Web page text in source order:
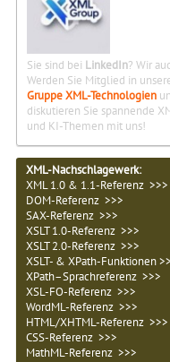
Sie sind bei LinkedIn? Wir
Werden Sie Mitglied in
Gruppe XML-Technologien
diskutieren Sie spannende
und KI-Themen mit uns!
XML-Nachschlagewerk:
XML 1.0 & 1.1-Referenz >>>
DOM-Referenz >>>
SAX-Referenz >>>
XSLT 1.0-Referenz >>>
XSLT 2.0-Referenz >>>
XSLT- & XPath-Funktionen
XPath–Sprachreferenz >>>
XSL-FO-Referenz >>>
WordML-Referenz >>>
HTML/XHTML-Referenz >>>
CSS-Referenz >>>
MathML-Referenz >>>